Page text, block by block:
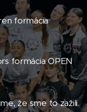
formácia
formácia OPEN
že sme to zažili.